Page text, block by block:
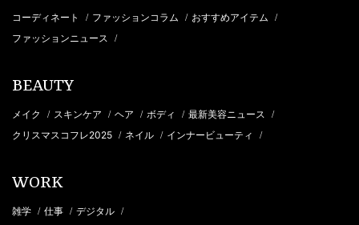
コーディネート / ファッションコラム / おすすめアイテム /
ファッションニュース /
BEAUTY
メイク / スキンケア / ヘア / ボディ / 最新美容ニュース /
クリスマスコフレ2025 / ネイル / インナービューティ /
WORK
雑学 / 仕事 / デジタル /